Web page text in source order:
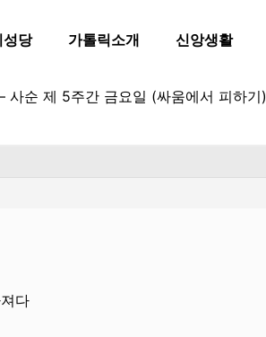
성당 가톨릭소개 신앙생활
사순 제 5주간 금요일 (싸움에서 피하기)
다